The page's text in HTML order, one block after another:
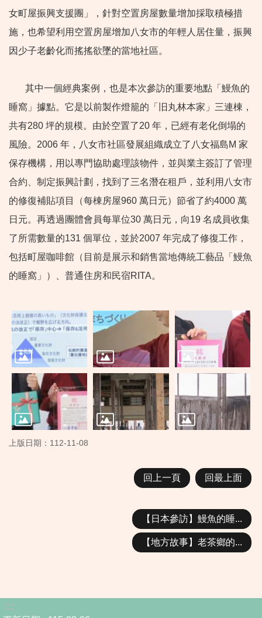
女町屋振興支援團」，針對空置房屋數量增加採取積極措
施，也希望利用空置房屋增加八女市的年輕人居住量，振興
因少子老齡化而搖搖欲墜的當地社區。
其中一個經典案例，也是本次參訪的重要地點「鰻魚的
睡窩」據點。它是以前製作燈籠的「旧丸林本家」三連棟，
共有280 坪的規模。由於空置了20 年，已經有老化倒塌的
風險。2006 年，八女市社區發展組織成立了八女福島M 家
保存機構，用以專門協助處理該物件，並與業主簽訂了管理
合約、制定振興計劃，找到了三名潛在租戶，並利用八女市
的修復補貼項目（每棟房屋960 萬日元）節省了約4000 萬
日元。再透過團體會員每單位30 萬日元，向19 名成員收集
了所需數量的131 個單位，並於2007 年完成了修復工作，
包括町屋咖啡館（目前是展示和銷售當地傳統工藝品「鰻魚
的睡窩」）、普通住房和民宿RITA。
上版日期：112-11-08
回上一頁 回最上面
【日本參訪】鰻魚的睡...
【地方故事】老茶鄉的...
:::